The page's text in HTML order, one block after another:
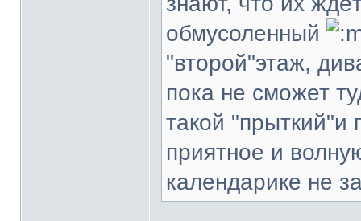
обмусоленный
"второй"этаж,
пока не сможет
такой "прыткий"и
приятное и
календарике не